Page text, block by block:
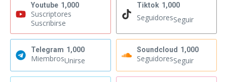
Youtube 1,000
Suscriptores
Suscribirse
Tiktok 1,000
SeguidoresSeguir
Telegram 1,000
MiembrosUnirse
Soundcloud 1,000
SeguidoresSeguir